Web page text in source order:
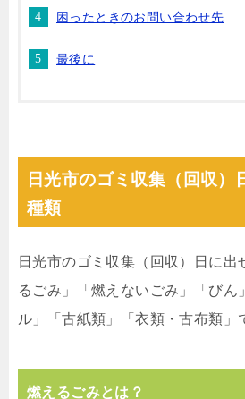
困ったときのお問い合わせ先
最後に
日光市のゴミ収集（回収）
種類
日光市のゴミ収集（回収）日に出
るごみ」「燃えないごみ」「びん
ル」「古紙類」「衣類・古布類」
燃えるごみとは？